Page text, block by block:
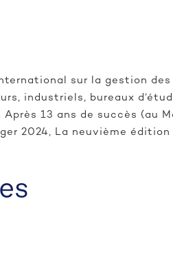
sur la gestion
industriels, bureaux
13 ans de succès (au
2024, La neuvième